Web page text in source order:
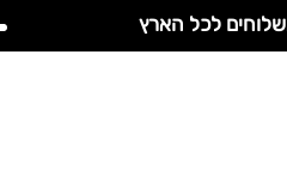
לכל הארץ